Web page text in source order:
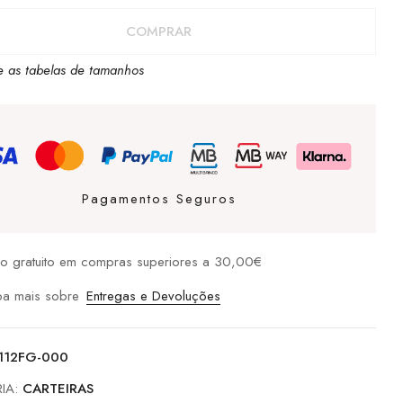
COMPRAR
as tabelas de tamanhos
Pagamentos Seguros
gratuito em compras superiores a 30,00€
mais sobre Entregas e Devoluções
000
CARTEIRAS